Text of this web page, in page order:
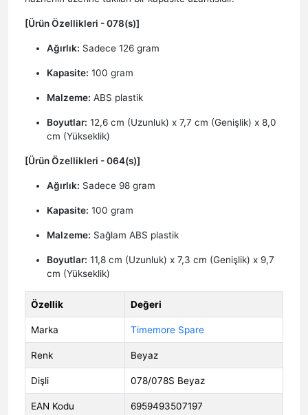
[Ürün Özellikleri - 078(s)]
Ağırlık: Sadece 126 gram
Kapasite: 100 gram
Malzeme: ABS plastik
Boyutlar: 12,6 cm (Uzunluk) x 7,7 cm (Genişlik) x 8,0
cm (Yükseklik)
[Ürün Özellikleri - 064(s)]
Ağırlık: Sadece 98 gram
Kapasite: 100 gram
Malzeme: Sağlam ABS plastik
Boyutlar: 11,8 cm (Uzunluk) x 7,3 cm (Genişlik) x 9,7
cm (Yükseklik)
Özellik Değeri
Marka Timemore Spare
Renk Beyaz
Dişli 078/078S Beyaz
EAN Kodu 6959493507197